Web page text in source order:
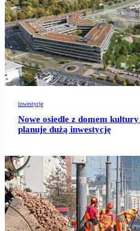
inwestycje
Nowe osiedle z domem
planuje dużą inwestycję